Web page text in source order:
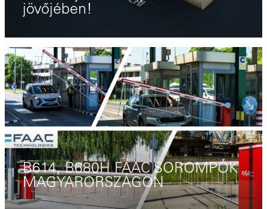
jövőjében!
B614, B680H FAAC SOROMPÓK
MAGYARORSZÁGON